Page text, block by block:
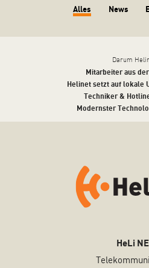
Alles News
Darum
Mitarbeiter aus
Helinet setzt auf lokale
Techniker &
Modernster
HeLi